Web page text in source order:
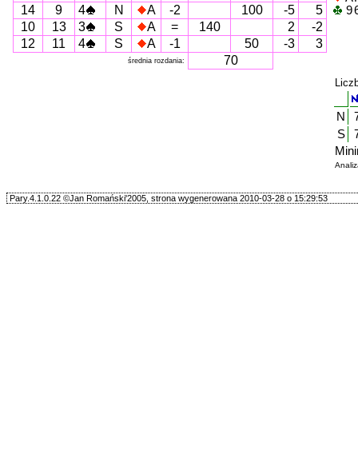
14
9 4 N A -2 100 -5
5
10
13 3 S A = 140 2
-2
12
11 4 S A -1 50 -3 3
średnia rozdania: 70
9
N
S
Pary.4.1.0.22 ©Jan Romański'2005, strona wygenerowana 2010-03-28 o 15:29:53